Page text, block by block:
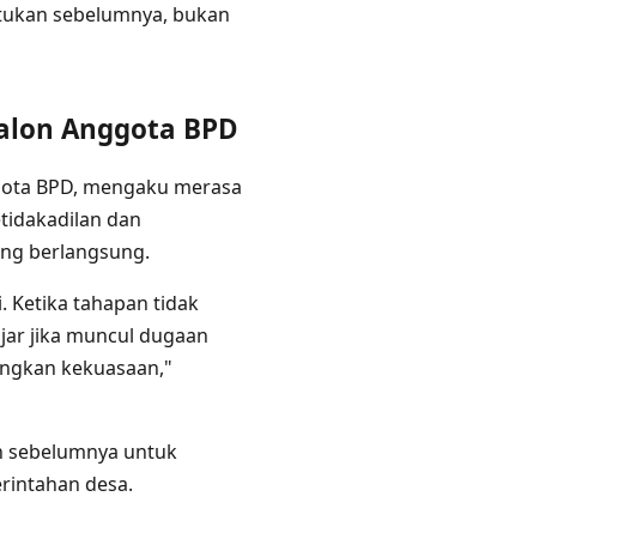
sebelumnya, bukan
Anggota BPD
BPD, mengaku merasa
dan
berlangsung.
Ketika tahapan tidak
jika muncul dugaan
kekuasaan,"
sebelumnya untuk
desa.